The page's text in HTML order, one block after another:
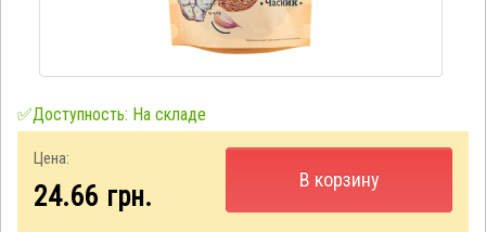
✅Доступность: На складе
Цена:
24.66 грн.
В корзину